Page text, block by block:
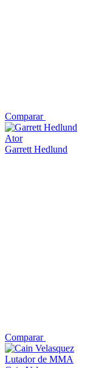
Comparar
Ator
Garrett Hedlund
Comparar
Lutador de MMA